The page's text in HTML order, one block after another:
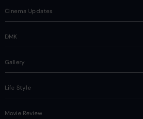
Cinema Updates
DMK
Gallery
Life Style
Movie Review